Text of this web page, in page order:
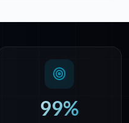
99%